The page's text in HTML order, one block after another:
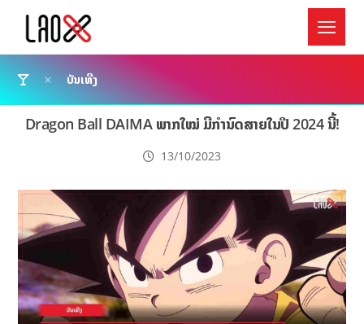
ບັນເທີງ
Dragon Ball DAIMA ພາກໃໝ່ ມີກຳນົດສາຍໃນປີ 2024 ນີ້!
13/10/2023